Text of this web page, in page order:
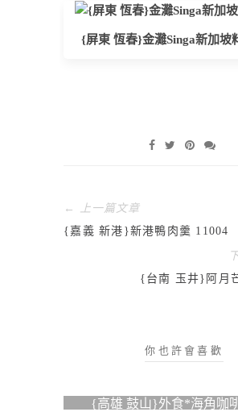
{屏東 恆春}金灘Singa新加坡
← 上一篇文章
{嘉義 新港}新港鴨肉羹 11004
{台南 玉井}阿月
你也許會喜歡
{高雄 鼓山}外食*海角咖